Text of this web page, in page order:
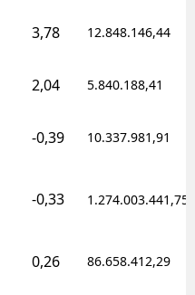
3,78 12.848.146,44
2,04 5.840.188,41
-0,39 10.337.981,91
-0,33 1.274.003.441,75
0,26 86.658.412,29